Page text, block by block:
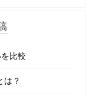
比較
は？